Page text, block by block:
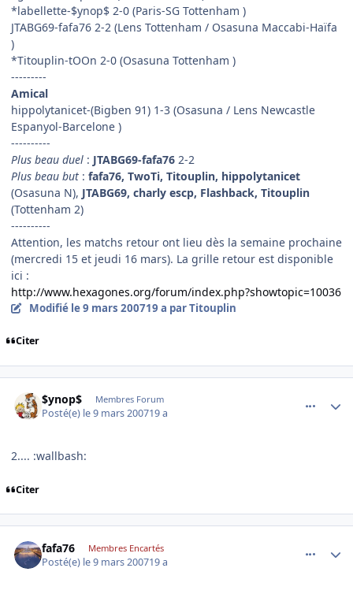
*labellette-$ynop$ 2-0 (Paris-SG Tottenham )
JTABG69-fafa76 2-2 (Lens Tottenham / Osasuna Maccabi-Haïfa
)
*Titouplin-tOOn 2-0 (Osasuna Tottenham )
---------
Amical
hippolytanicet-(Bigben 91) 1-3 (Osasuna / Lens Newcastle
Espanyol-Barcelone )
----------
Plus beau duel : JTABG69-fafa76 2-2
Plus beau but : fafa76, TwoTi, Titouplin, hippolytanicet
(Osasuna N), JTABG69, charly escp, Flashback, Titouplin
(Tottenham 2)
----------
Attention, les matchs retour ont lieu dès la semaine prochaine
(mercredi 15 et jeudi 16 mars). La grille retour est disponible
ici :
http://www.hexagones.org/forum/index.php?showtopic=10036
Modifié le 9 mars 200719 a par Titouplin
Citer
$ynop$ Membres Forum
Posté(e) le 9 mars 200719 a
2.... :wallbash:
Citer
fafa76 Membres Encartés
Posté(e) le 9 mars 200719 a